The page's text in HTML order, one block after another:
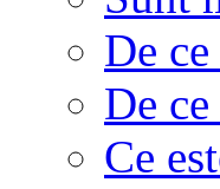
De
De
Ce